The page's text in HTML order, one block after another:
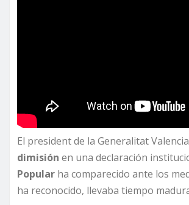
El president de la Generalitat
dimisión en una declaración
Popular ha comparecido ante los
ha reconocido, llevaba tiempo